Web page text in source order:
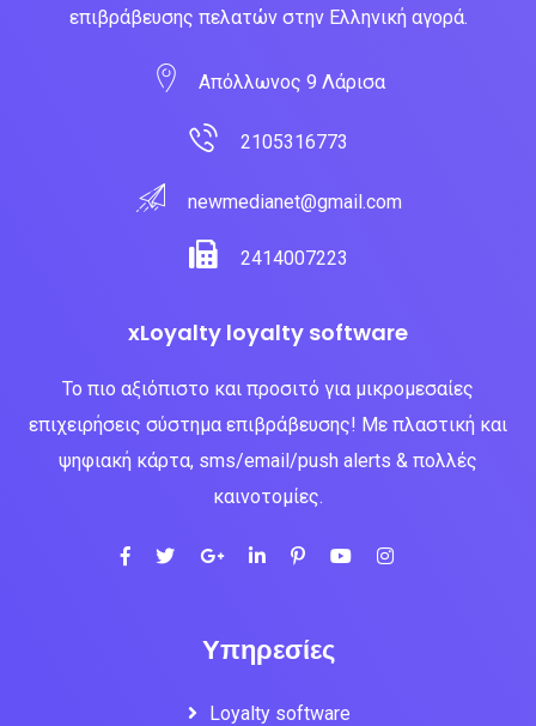
επιβράβευσης πελατών στην Ελληνική αγορά.
Απόλλωνος 9 Λάρισα
2105316773
newmedianet@gmail.com
2414007223
xLoyalty loyalty software
Το πιο αξιόπιστο και προσιτό για μικρομεσαίες
επιχειρήσεις σύστημα επιβράβευσης! Με πλαστική και
ψηφιακή κάρτα, sms/email/push alerts & πολλές
καινοτομίες.
Υπηρεσίες
Loyalty software